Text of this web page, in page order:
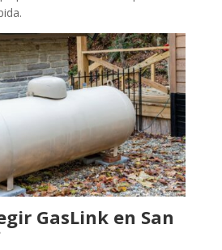
GasLink en San